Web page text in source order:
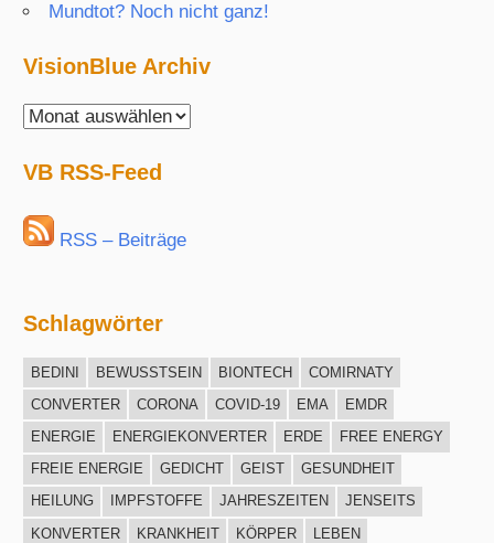
Mundtot? Noch nicht ganz!
VisionBlue Archiv
VisionBlue
VB RSS-Feed
RSS – Beiträge
Schlagwörter
BEDINI BEWUSSTSEIN BIONTECH
COMIRNATY
CONVERTER
CORONA COVID-19 EMA
EMDR
ENERGIE
ENERGIEKONVERTER ERDE
FREE ENERGY
FREIE ENERGIE
GEDICHT GEIST
GESUNDHEIT
HEILUNG
IMPFSTOFFE JAHRESZEITEN
JENSEITS
KONVERTER
KRANKHEIT KÖRPER
LEBEN